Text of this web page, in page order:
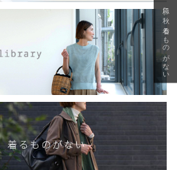
急に秋、着るものがない